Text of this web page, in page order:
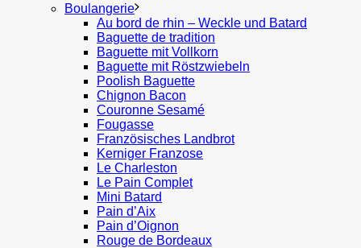
Boulangerie
Au bord de rhin – Weckle und Batard
Baguette de tradition
Baguette mit Vollkorn
Baguette mit Röstzwiebeln
Poolish Baguette
Chignon Bacon
Couronne Sesamé
Fougasse
Französisches Landbrot
Kerniger Franzose
Le Charleston
Le Pain Complet
Mini Batard
Pain d’Aix
Pain d’Oignon
Rouge de Bordeaux